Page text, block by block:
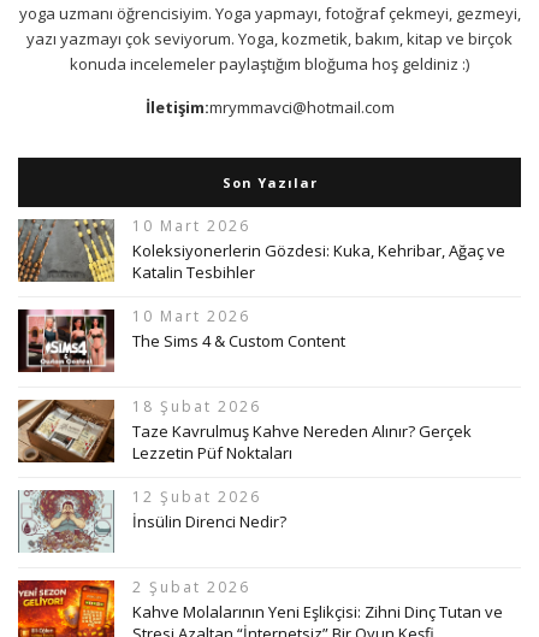
yoga uzmanı öğrencisiyim. Yoga yapmayı, fotoğraf çekmeyi, gezmeyi,
yazı yazmayı çok seviyorum. Yoga, kozmetik, bakım, kitap ve birçok
konuda incelemeler paylaştığım bloğuma hoş geldiniz :)
İletişim:mrymmavci@hotmail.com
Son Yazılar
10 Mart 2026
Koleksiyonerlerin Gözdesi: Kuka, Kehribar, Ağaç ve
Katalin Tesbihler
10 Mart 2026
The Sims 4 & Custom Content
18 Şubat 2026
Taze Kavrulmuş Kahve Nereden Alınır? Gerçek
Lezzetin Püf Noktaları
12 Şubat 2026
İnsülin Direnci Nedir?
2 Şubat 2026
Kahve Molalarının Yeni Eşlikçisi: Zihni Dinç Tutan ve